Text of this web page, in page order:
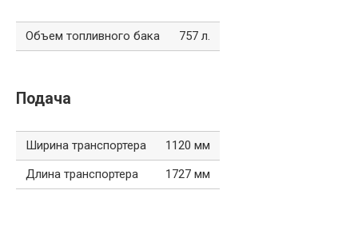
Объем топливного бака 757 л.
Подача
Ширина транспортера
1120 мм
Длина транспортера
1727 мм